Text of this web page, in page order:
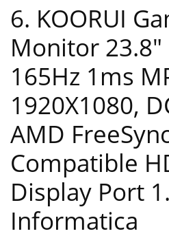
6. KOORUI
Monitor 23.8″
165Hz 1ms
1920X1080,
AMD
Compatible
Display Port
Informatica